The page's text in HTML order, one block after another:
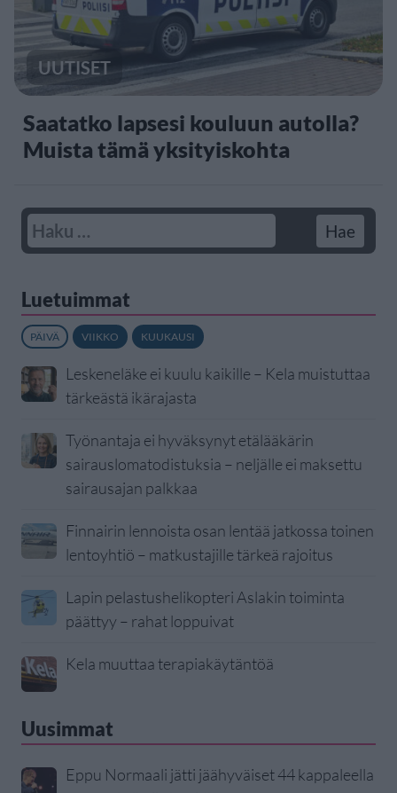
UUTISET
Saatatko lapsesi kouluun autolla?
Muista tämä yksityiskohta
Luetuimmat
PÄIVÄ VIIKKO KUUKAUSI
Leskeneläke ei kuulu kaikille – Kela muistuttaa
tärkeästä ikärajasta
Työnantaja ei hyväksynyt etälääkärin
sairauslomatodistuksia – neljälle ei maksettu
sairausajan palkkaa
Finnairin lennoista osan lentää jatkossa toinen
lentoyhtiö – matkustajille tärkeä rajoitus
Lapin pelastushelikopteri Aslakin toiminta
päättyy – rahat loppuivat
Kela muuttaa terapiakäytäntöä
Uusimmat
Eppu Normaali jätti jäähyväiset 44 kappaleella